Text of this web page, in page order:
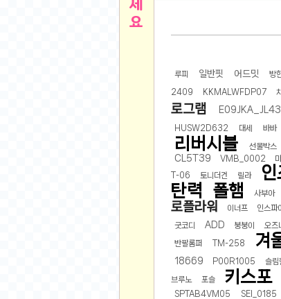
른
맛집 인증샷
루피 일반핏 어드밋 방
2409 KKMALWFDP07
로그램
HUSW2D632 대세 바바
리버시블 선물박스
CL5T39 VMB_0002
T-06
토니더건 릴라
탄력
폴햄 사부아
로플라워
이너프 인스파
굿코디 ADD 붕붕이 오즈
반팔롬퍼 TM-258 겨
18669 P00R1005 슬림
브루노 포슬 키스포
SPTAB4VM05
SEI_0185
아디제로 보스턴 12 JQ2552 러닝화
LG전자 Full HD PC 모니터
(버거킹) 와퍼+코카콜라(R)+21치즈
버거킹 불고기와퍼주니어+콰치와퍼
K2 씬에어 오리지널 25SS 역시즌
스테비아 방울 토마토 2kg - 원팡
발리 자유여행 꾸따 솔리아 르기안 5
인도모크샤 인센스스틱 400스틱 -
한우 우삼겹 1 kg - 원팡
산더미 소고기 등심세트 1kg 토시+부
에이수스 2024 TUF 게이밍 A16
SD 카드 EMMC 연결 pcb 선 - 원팡
암바사 제로 345ml, 24개 - 원팡